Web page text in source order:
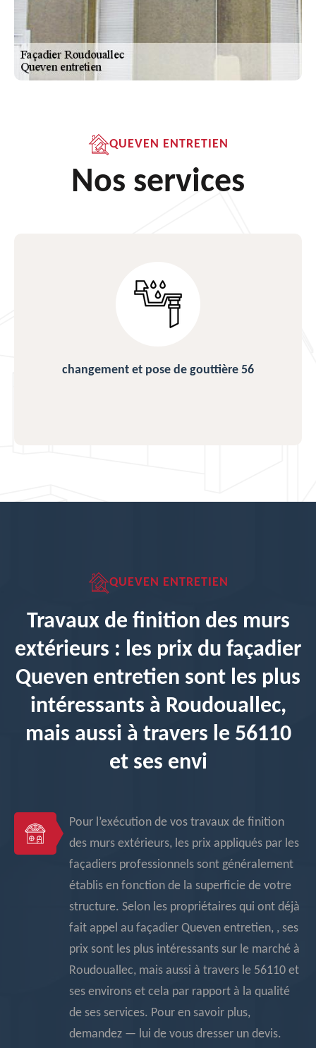
QUEVEN ENTRETIEN
Nos services
changement et pose de gouttière 56
QUEVEN ENTRETIEN
Travaux de finition des murs
extérieurs : les prix du façadier
Queven entretien sont les plus
intéressants à Roudouallec,
mais aussi à travers le 56110
et ses envi
Pour l’exécution de vos travaux de finition
des murs extérieurs, les prix appliqués par les
façadiers professionnels sont généralement
établis en fonction de la superficie de votre
structure. Selon les propriétaires qui ont déjà
fait appel au façadier Queven entretien, , ses
prix sont les plus intéressants sur le marché à
Roudouallec, mais aussi à travers le 56110 et
ses environs et cela par rapport à la qualité
de ses services. Pour en savoir plus,
demandez — lui de vous dresser un devis.